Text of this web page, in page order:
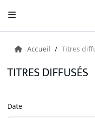
Radio
Musiques
Citations
Accueil Titres
TITRES DIFFUSÉS
Date